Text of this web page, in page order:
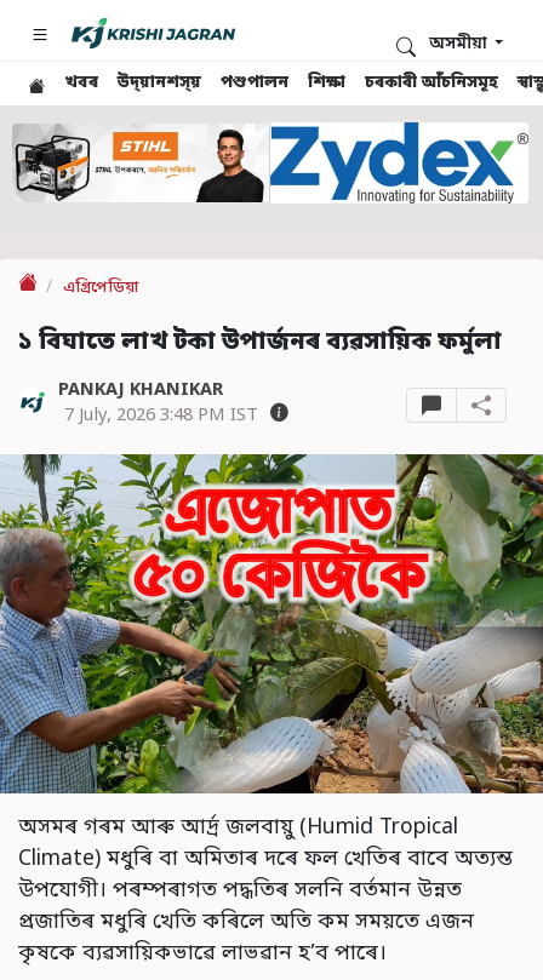
খবৰ উদ্য়ানশস্য় পশুপালন শিক্ষা চৰকাৰী আঁচনিসমূহ
অসমীয়া
এগ্ৰিপেডিয়া
১ বিঘাতে লাখ টকা উপাৰ্জনৰ ব্যৱসায়িক ফৰ্মুলা
PANKAJ KHANIKAR
7 July, 2026 3:48 PM IST
অসমৰ গৰম আৰু আৰ্দ্ৰ জলবায়ু (Humid Tropical
Climate) মধুৰি বা অমিতাৰ দৰে ফল খেতিৰ বাবে অত্যন্ত
উপযোগী। পৰম্পৰাগত পদ্ধতিৰ সলনি বৰ্তমান উন্নত
প্ৰজাতিৰ মধুৰি খেতি কৰিলে অতি কম সময়তে এজন
কৃষকে ব্যৱসায়িকভাৱে লাভৱান হ’ব পাৰে।